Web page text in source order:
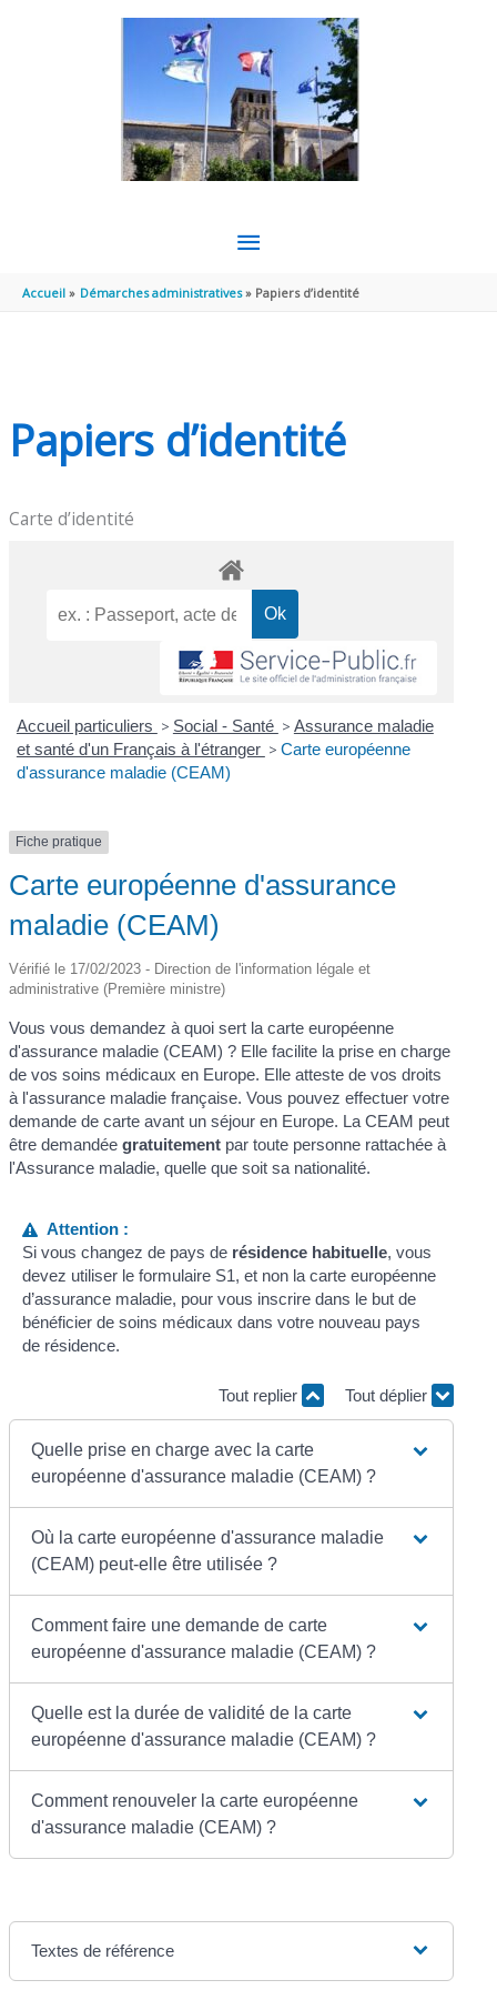
MENU
PRINCIPAL
Accueil Démarches administratives Papiers d’identité
Papiers d’identité
Carte d’identité
Accueil particuliers > Social - Santé > Assurance maladie
et santé d'un Français à l'étranger > Carte européenne
d'assurance maladie (CEAM)
Fiche pratique
Carte européenne d'assurance
maladie (CEAM)
Vérifié le 17/02/2023 - Direction de l'information légale et
administrative (Première ministre)
Vous vous demandez à quoi sert la carte européenne
d'assurance maladie (CEAM) ? Elle facilite la prise en charge
de vos soins médicaux en Europe. Elle atteste de vos droits
à l'assurance maladie française. Vous pouvez effectuer votre
demande de carte avant un séjour en Europe. La CEAM peut
être demandéegratuitement par toute personne rattachée à
l'Assurance maladie, quelle que soit sa nationalité.
Attention :
Si vous changez de pays de résidence habituelle, vous
devez utiliser le formulaire S1, et non la carte européenne
d’assurance maladie, pour vous inscrire dans le but de
bénéficier de soins médicaux dans votre nouveau pays
de résidence.
Tout replier Tout déplier
Quelle prise en charge avec la carte
européenne d'assurance maladie (CEAM) ?
Où la carte européenne d'assurance maladie
(CEAM) peut-elle être utilisée ?
Comment faire une demande de carte
européenne d'assurance maladie (CEAM) ?
Quelle est la durée de validité de la carte
européenne d'assurance maladie (CEAM) ?
Comment renouveler la carte européenne
d'assurance maladie (CEAM) ?
Textes de référence